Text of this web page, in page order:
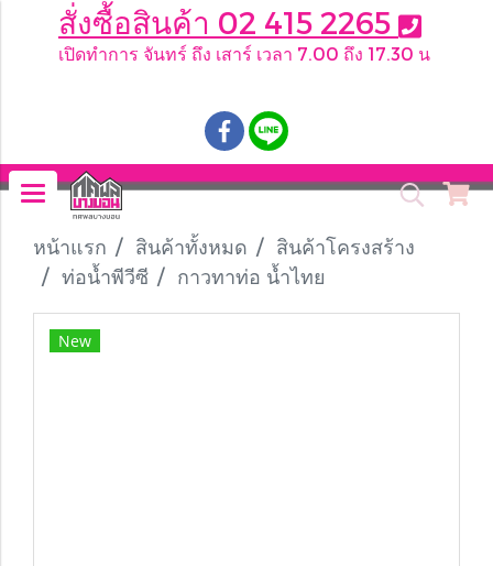
สั่งซื้อสินค้า 02 415 2265
เปิดทำการ จันทร์ ถึง เสาร์ เวลา 7.00 ถึง 17.30 น
หน้าแรก สินค้าทั้งหมด
สินค้าโครงสร้าง
ท่อน้ำพีวีซี
กาวทาท่อ น้ำไทย
New